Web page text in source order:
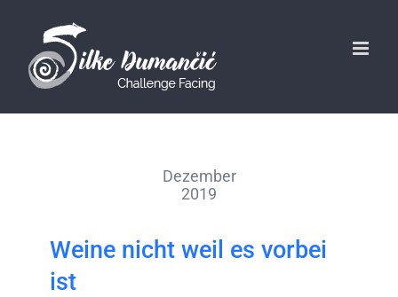
Dezember
2019
Weine nicht weil es vorbei
ist